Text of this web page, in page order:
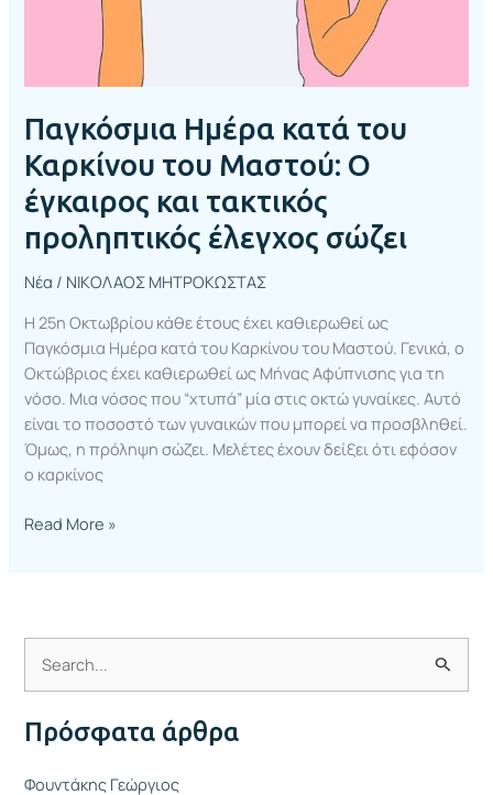
Παγκόσμια Ημέρα κατά του
Καρκίνου του Μαστού: Ο
έγκαιρος και τακτικός
προληπτικός έλεγχος σώζει
Νέα / ΝΙΚΟΛΑΟΣ ΜΗΤΡΟΚΩΣΤΑΣ
Η 25η Οκτωβρίου κάθε έτους έχει καθιερωθεί ως
Παγκόσμια Ημέρα κατά του Καρκίνου του Μαστού. Γενικά, ο
Οκτώβριος έχει καθιερωθεί ως Μήνας Αφύπνισης για τη
νόσο. Μια νόσος που “χτυπά” μία στις οκτώ γυναίκες. Αυτό
είναι το ποσοστό των γυναικών που μπορεί να προσβληθεί.
Όμως, η πρόληψη σώζει. Μελέτες έχουν δείξει ότι εφόσον
ο καρκίνος
τακτικός
προληπτικός
έλεγχος
σώζει
Read More »
ν
α
Πρόσφατα άρθρα
Φουντάκης Γεώργιος